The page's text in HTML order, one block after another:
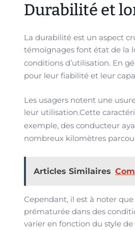
Durabilité et
La durabilité est un aspect
témoignages font état de la
conditions d’utilisation. En
pour leur fiabilité et leur
Les usagers notent une
leur utilisation.Cette
exemple, des conducteur
nombreux kilomètres
Articles Similaires
Cependant, il est à noter
prématurée dans des
varier en fonction du style